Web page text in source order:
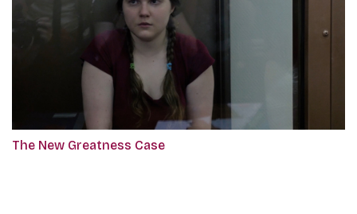
The New Greatness Case